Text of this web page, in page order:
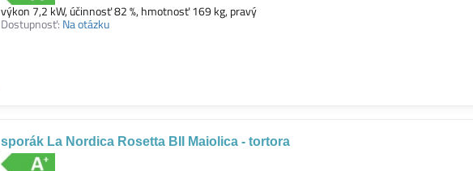
výkon 7,2 kW, účinnosť 82 %, hmotnosť 169 kg, pravý
Dostupnosť: Na otázku
sporák La Nordica Rosetta BII Maiolica - tortora